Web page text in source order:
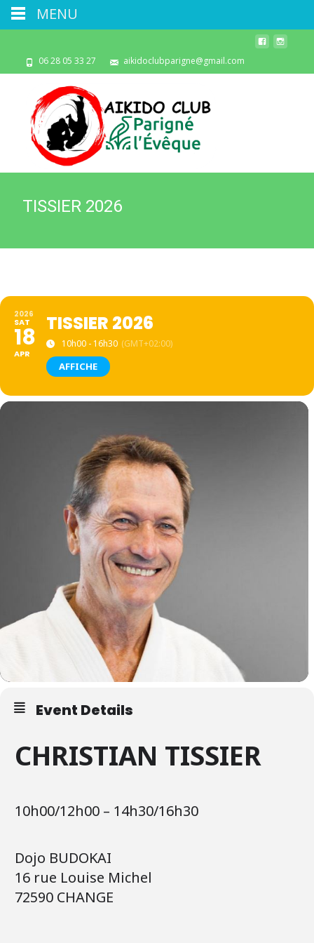
06 28 05 33 27 aikidoclubparigne@gmail.com
TISSIER 2026
2026
SAT
18
APR
TISSIER 2026
10h00 - 16h30 (GMT+02:00)
AFFICHE
Event Details
CHRISTIAN TISSIER
10h00/12h00 – 14h30/16h30
Dojo BUDOKAI
16 rue Louise Michel
72590 CHANGE
MENU